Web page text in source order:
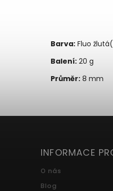
Barva: Fluo
Balení: 20 g
Průměr: 8 mm
INFORMACE
O nás
Blog